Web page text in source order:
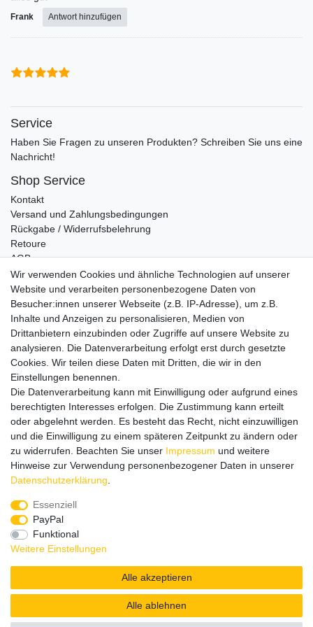
Frank Antwort hinzufügen
Service
Haben Sie Fragen zu unseren Produkten? Schreiben Sie uns eine
Nachricht!
Shop Service
Kontakt
Versand und Zahlungsbedingungen
Rückgabe / Widerrufsbelehrung
Retoure
AGB
Vertrag widerrufen
Informationen
Datenschutz
Impressum
Wir verschicken klimaneutral mit DPD
Zahlungsmethoden
Zusätzlich stehen SEPA
Kreditkartewie VISA oder MasterCard,
Wir verwenden Cookies und ähnliche Technologien auf unserer
Website und verarbeiten personenbezogene Daten von
Besucher:innen unserer Webseite (z.B. IP-Adresse), um z.B.
Inhalte und Anzeigen zu personalisieren, Medien von
Drittanbietern einzubinden oder Zugriffe auf unsere Website zu
analysieren. Die Datenverarbeitung erfolgt erst durch gesetzte
Cookies. Wir teilen diese Daten mit Dritten, die wir in den
Einstellungen benennen.
Die Datenverarbeitung kann mit Einwilligung oder aufgrund eines
berechtigten Interesses erfolgen. Die Zustimmung kann erteilt
oder abgelehnt werden. Es besteht das Recht, nicht einzuwilligen
und die Einwilligung zu einem späteren Zeitpunkt zu ändern oder
zu widerrufen. Beachten Sie unser Impressum und weitere
Hinweise zur Verwendung personenbezogener Daten in unserer
Daten­schutz­erklärung
Essenziell
PayPal
Funktional
Weitere Einstellungen
Alle akzeptieren
Alle ablehnen